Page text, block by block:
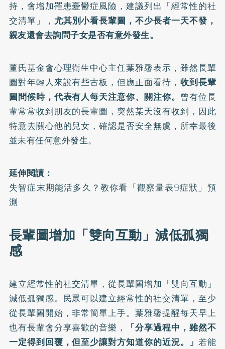
持，會增加罹患憂鬱症風險，建議列出「經常性的社
交清單」， 尤其別小看長輩圖，不少長者一天不發，
親友還會去詢問子女是否有意外發生。
董氏基金會心理衛生中心主任葉雅馨表示，雖然長輩
圖對年輕人來說有些古板，但應正面看待， 收到長輩
圖問候時，代表有人每天注意你、關注你。 曾有位長
輩常常收到朋友的長輩圖，突然某天沒有收到，因此
特意去關心他的兒女，確認是否安全無虞，所幸最後
並未有任何意外發生。
延伸閱讀：
失智症末期能活多久？教你看「觀察量表9症狀」預
測
長輩圖增加「雙向互動」減低孤獨
感
建立經常性的社交清單，從長輩圖增加「雙向互動」
減低孤獨感。民眾可以建立經常性的社交清單，至少
從長輩圖開始，非常簡單上手。葉雅馨提醒每天早上
也有長輩會分享喜歡的音樂，
「分享過程中，雖然不
一定得到回覆，但至少讓對方知道你的近況。」 若能